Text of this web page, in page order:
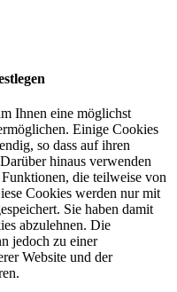
Ihnen eine möglichst
Einige Cookies
so dass auf ihren
hinaus verwenden
die teilweise von
Cookies werden nur mit
Sie haben damit
abzulehnen. Die
jedoch zu einer
Website und der